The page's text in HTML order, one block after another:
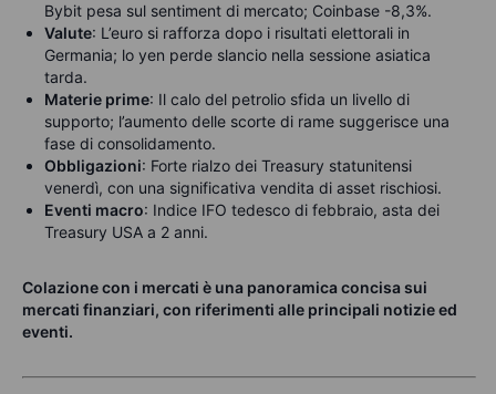
Bybit pesa sul sentiment di mercato; Coinbase -8,3%.
Valute: L’euro si rafforza dopo i risultati elettorali in
Germania; lo yen perde slancio nella sessione asiatica
tarda.
Materie prime: Il calo del petrolio sfida un livello di
supporto; l’aumento delle scorte di rame suggerisce una
fase di consolidamento.
Obbligazioni: Forte rialzo dei Treasury statunitensi
venerdì, con una significativa vendita di asset rischiosi.
Eventi macro: Indice IFO tedesco di febbraio, asta dei
Treasury USA a 2 anni.
Colazione con i mercati è una panoramica concisa sui
mercati finanziari, con riferimenti alle principali notizie ed
eventi.